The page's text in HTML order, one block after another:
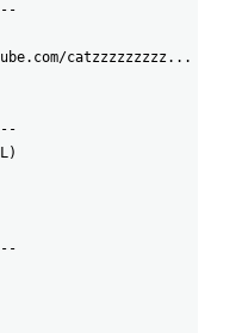
catzzzzzzzzz...